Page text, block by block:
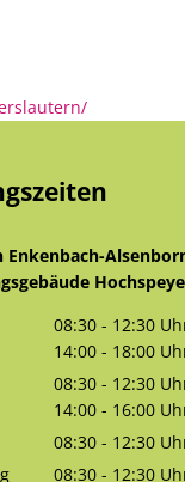
Enkenbach-
08:30 - 12:30
Von 08:30 bis
14:00 - 18:00
Von 14:00 bis
08:30 - 12:30
Von 08:30 bis
14:00 - 16:00
Von 14:00 bis
08:30 - 12:30
Von 08:30 bis
08:30 - 12:30